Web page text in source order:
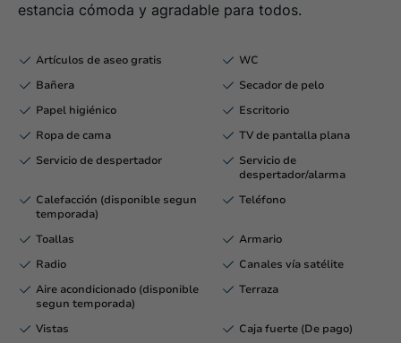
estancia cómoda y agradable para todos.
Artículos de aseo gratis
WC
Bañera
Secador de pelo
Papel higiénico
Escritorio
Ropa de cama
TV de pantalla plana
Servicio de despertador
Servicio de
despertador/alarma
Calefacción (disponible segun
temporada)
Teléfono
Toallas
Armario
Radio
Canales vía satélite
Aire acondicionado (disponible
segun temporada)
Terraza
Vistas
Caja fuerte (De pago)